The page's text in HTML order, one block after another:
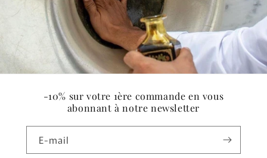
-10% sur votre 1ère commande en vous
abonnant à notre newsletter
E-mail